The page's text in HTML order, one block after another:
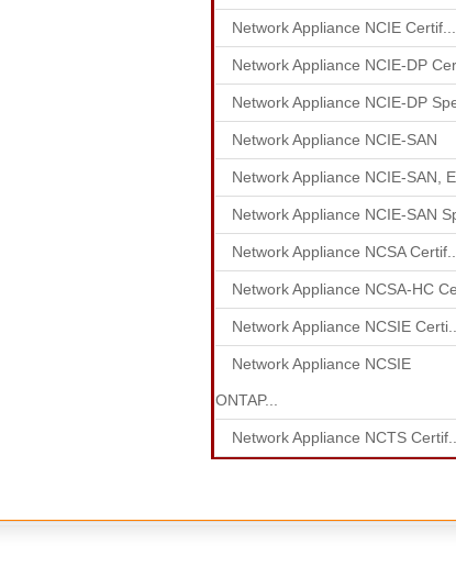
Network Appliance NCIE Certif...
Network Appliance NCIE-DP
Network Appliance NCIE-DP
Network Appliance NCIE-SAN
Network Appliance NCIE-SAN,
Network Appliance NCIE-SAN
Network Appliance NCSA Certif...
Network Appliance NCSA-HC
Network Appliance NCSIE Certi...
Network Appliance NCSIE
ONTAP...
Network Appliance NCTS Certif...